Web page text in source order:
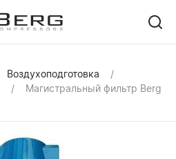
Воздухоподготовка
Магистральный фильтр Berg